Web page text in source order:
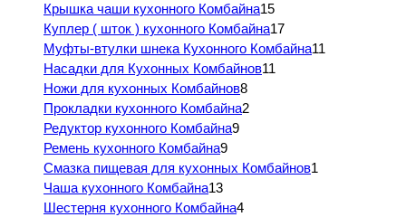
Крышка чаши кухонного Комбайна15
Куплер ( шток ) кухонного Комбайна17
Муфты-втулки шнека Кухонного Комбайна11
Насадки для Кухонных Комбайнов11
Ножи для кухонных Комбайнов8
Прокладки кухонного Комбайна2
Редуктор кухонного Комбайна9
Ремень кухонного Комбайна9
Смазка пищевая для кухонных Комбайнов1
Чаша кухонного Комбайна13
Шестерня кухонного Комбайна4